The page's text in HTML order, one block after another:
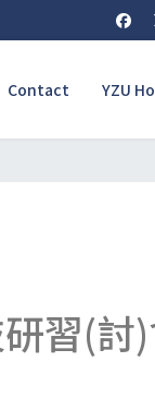
Contact YZU
習(討